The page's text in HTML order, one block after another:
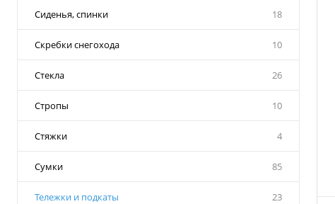
Сиденья, спинки 18
Скребки снегохода 10
Стекла 26
Стропы 10
Стяжки 4
Сумки 85
Тележки и подкаты 23